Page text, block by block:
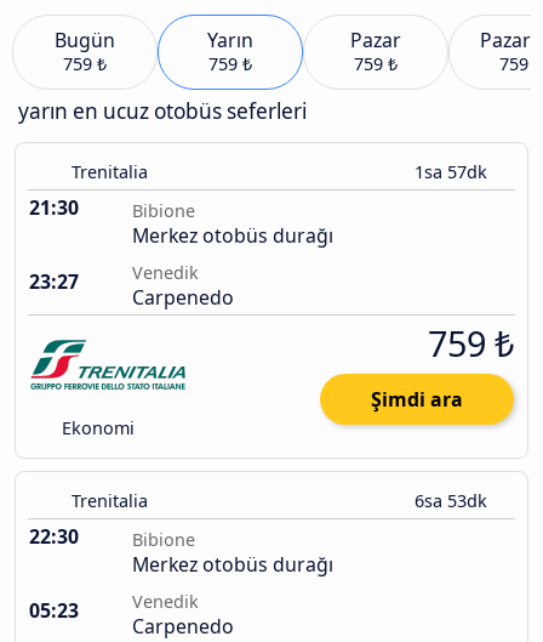
Bugün
759 ₺
Yarın
759 ₺
Pazar
759 ₺ 759 ₺
yarın en ucuz otobüs seferleri
Trenitalia 1sa 57dk
21:30 Bibione
Merkez otobüs durağı
23:27
Venedik
Carpenedo
Ekonomi
759 ₺
Şimdi ara
Trenitalia 6sa 53dk
22:30 Bibione
Merkez otobüs durağı
05:23
Venedik
Carpenedo